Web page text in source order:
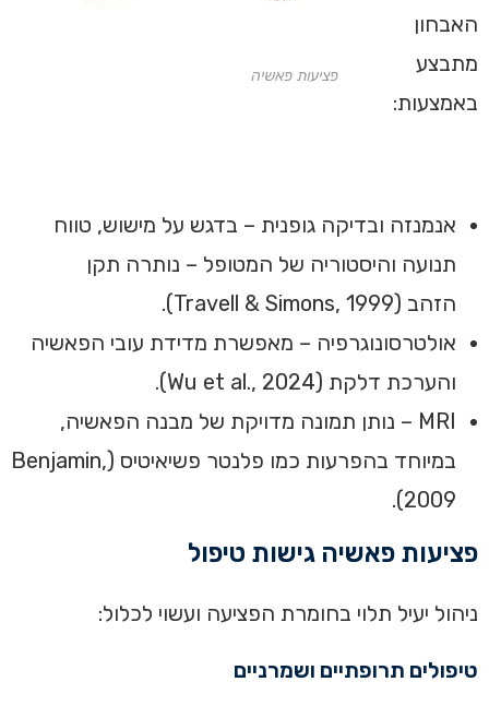
פציעות פאשיה
האבחון
מתבצע
באמצעות:
אנמנזה ובדיקה גופנית – בדגש על מישוש, טווח
תנועה והיסטוריה של המטופל – נותרה תקן
הזהב (Travell & Simons, 1999).
אולטרסונוגרפיה – מאפשרת מדידת עובי הפאשיה
והערכת דלקת (Wu et al., 2024).
MRI – נותן תמונה מדויקת של מבנה הפאשיה,
במיוחד בהפרעות כמו פלנטר פשיאיטיס (Benjamin,
2009).
פציעות פאשיה גישות טיפול
ניהול יעיל תלוי בחומרת הפציעה ועשוי לכלול:
טיפולים תרופתיים ושמרניים